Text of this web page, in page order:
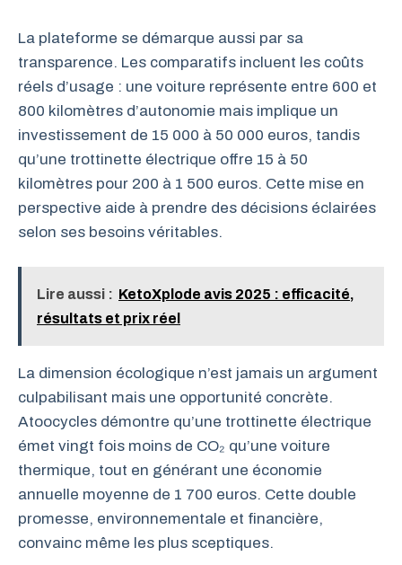
La plateforme se démarque aussi par sa
transparence. Les comparatifs incluent les coûts
réels d’usage : une voiture représente entre 600 et
800 kilomètres d’autonomie mais implique un
investissement de 15 000 à 50 000 euros, tandis
qu’une trottinette électrique offre 15 à 50
kilomètres pour 200 à 1 500 euros. Cette mise en
perspective aide à prendre des décisions éclairées
selon ses besoins véritables.
Lire aussi : KetoXplode avis 2025 : efficacité,
résultats et prix réel
La dimension écologique n’est jamais un argument
culpabilisant mais une opportunité concrète.
Atoocycles démontre qu’une trottinette électrique
émet vingt fois moins de CO₂ qu’une voiture
thermique, tout en générant une économie
annuelle moyenne de 1 700 euros. Cette double
promesse, environnementale et financière,
convainc même les plus sceptiques.